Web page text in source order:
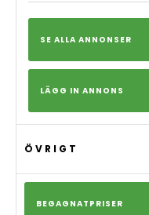
SE ALLA ANNONSER
LÄGG IN ANNONS
ÖVRIGT
BEGAGNATPRISER